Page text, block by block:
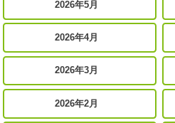
2026年5月
2026年4月
2026年3月
2026年2月